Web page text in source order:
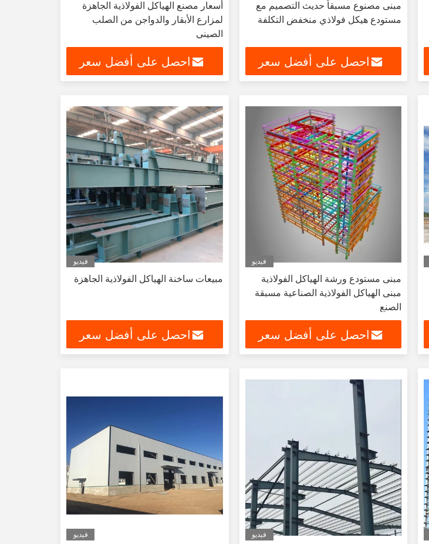
مبنى مصنوع مسبقاً حديث التصميم مع
مستودع هيكل فولاذي منخفض التكلفة
احصل على أفضل سعر
أسعار مصنع الهياكل الفولاذية الجاهزة
لمزارع الأبقار والدواجن من الصلب
الصيني
احصل على أفضل سعر
فيديو
مبنى مستودع ورشة الهياكل الفولاذية
مبنى الهياكل الفولاذية الصناعية مسبقة
الصنع
احصل على أفضل سعر
فيديو
مبيعات ساخنة الهياكل الفولاذية الجاهزة
احصل على أفضل سعر
فيديو فيديو